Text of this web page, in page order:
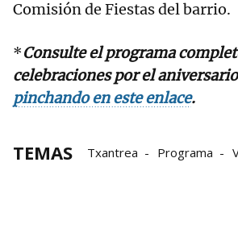
Comisión de Fiestas del barrio.
*Consulte el programa
celebraciones por el
pinchando en este enlace.
TEMAS Txantrea Programa